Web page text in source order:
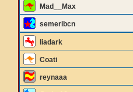
Mad__Max
semeribcn
liadark
Coati
reynaaa